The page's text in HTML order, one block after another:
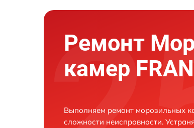
Ремонт
камер
Выполняем ремонт морозильных
сложности неисправности.